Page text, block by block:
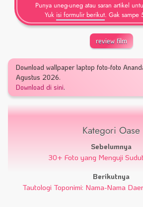
Punya uneg-uneg atau saran artikel
Yuk isi formulir berikut. Gak sampe
review film
Download wallpaper laptop foto-foto
Agustus 2026.
Download di sini.
Kategori Oase
Sebelumnya
30+ Foto yang Menguji
Berikutnya
Tautologi Toponimi: Nama-Nama